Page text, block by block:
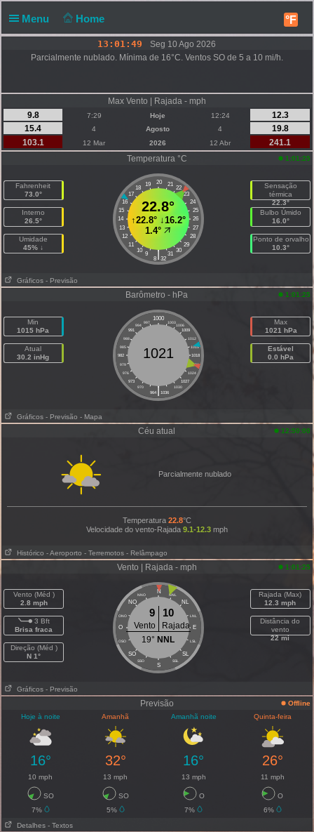
Menu Home °F
13:01:49
Seg 10 Ago 2026
Parcialmente nublado. Mínima de 16°C. Ventos SO de 5 a 10 mi/h.
Max Vento | Rajada - mph
9.8
7:29 Hoje 12:24
12.3
15.4
4 Agosto 4
19.8
103.1
12 Mar 2026 12 Abr
241.1
Temperatura °C
1:01:25
Fahrenheit
73.0°
Interno
26.5°
Umidade
45% ↓
20
19 21
18
22
17
23
16
24
15
25
14
26
13
27
12
28
11
29
10
30
9 31
|
8 32
22.8°
↑22.8°↓16.2°
1.4°
Sensação
térmica
22.3°
Bulbo Úmido
16.0°
Ponto de orvalho
10.3°
Gráficos - Previsão
Barômetro - hPa 1:01:25
Min
1015 hPa
Atual
30.2 inHg
1000
997 1003
994
1006
991
1009
988
1012
985
1015
982
1018
979
1021
976
1024
973
1027
970
1030
|
964 1036
1021
Max
1021 hPa
Estável
0.0 hPa
Gráficos - Previsão - Mapa
Céu atual 12:50:00
Parcialmente nublado
Temperatura 22.8°C
Velocidade do vento-Rajada 9.1-12.3mph
Histórico - Aeroporto - Terremotos - Relâmpago
Vento | Rajada - mph 1:01:25
Vento (Méd )
2.8 mph
3 Bft
Brisa fraca
Direção (Méd )
N 1°
N
NNO NNL
NO NL
ONO LNL
O E
OSO LSL
SO SL
SSO SSL
S
9 10
Vento
Rajada
19° NNL
Rajada (Max)
12.3 mph
Distância do
vento
22 mi
Gráficos - Previsão
Previsão
Offline
Hoje à noite
Amanhã Amanhã noite Quinta-feira
16° 32° 16° 26°
10 mph 13 mph 13 mph 11 mph
SO SO O
O
7%
5% 7%
6%
Detalhes - Textos